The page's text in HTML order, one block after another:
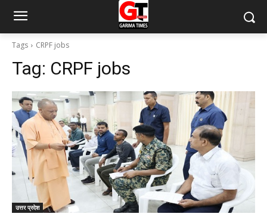
Tags CRPF jobs
Tag: CRPF jobs
उत्तर प्रदेश